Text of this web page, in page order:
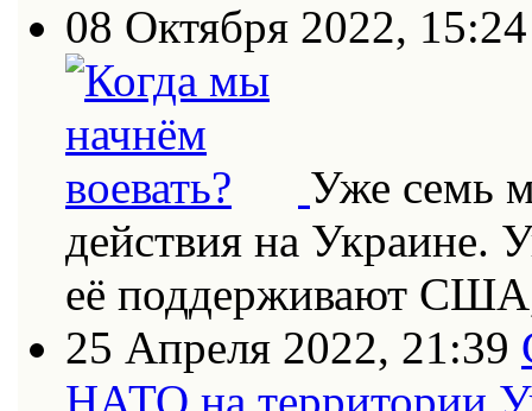
08 Октября 2022, 15:24
Уже семь
действия на Украине.
её поддерживают
25 Апреля 2022, 21:39